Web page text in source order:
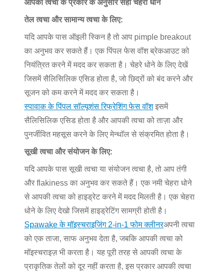
आपकी त्वचा के प्रकार के अनुसार सही चेहरा धोने
तेल त्वचा और सामान्य त्वचा के लिए:
यदि आपके पास ऑइली स्किन है तो आप pimple breakout
का अनुभव कर सकते हैं। एक पिंपल फेस वॉश ब्रेकआउट को
नियंत्रित करने में मदद कर सकता है। चेहरे धोने के लिए देखें
जिसमें सैलिसिलिक एसिड होता है, जो छिद्रों को बंद करने और
सूजन को कम करने में मदद कर सकता है।
स्पावाक के पिंपल सॉल्यूशंस रिफ्रेशिंग फेस वॉशइसमें
सैलिसिलिक एसिड होता है और आपकी त्वचा को ताज़ा और
पुनर्जीवित महसूस करने के लिए मेन्थॉल से संक्रमित होता है।
सूखी त्वचा और संयोजन के लिए:
यदि आपके पास सूखी त्वचा या संयोजन त्वचा है, तो आप तंगी
और flakiness का अनुभव कर सकते हैं। एक नमी चेहरा धोने
से आपकी त्वचा को हाइड्रेट करने में मदद मिलती है। एक चेहरा
धोने के लिए देखो जिसमें हाइड्रेटिंग सामग्री होती है।
Spawake के मॉइस्चराइजिंग 2-in-1 फोम क्लीनरअपनी त्वचा
को एक ताजा, साफ अनुभव देता है, जबकि आपकी त्वचा को
मॉइस्चराइज़ भी करता है। यह पूरी तरह से आपकी त्वचा के
प्राकृतिक तेलों को दूर नहीं करता है, इस प्रकार आपकी त्वचा